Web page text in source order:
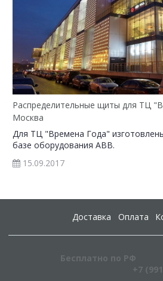
Распределительные щиты для ТЦ
Москва
Для ТЦ "Времена Года"
базе оборудования ABB.
15.09.2017
Доставка Оплата
Бесплатно по РФ
+7
+7 (991)